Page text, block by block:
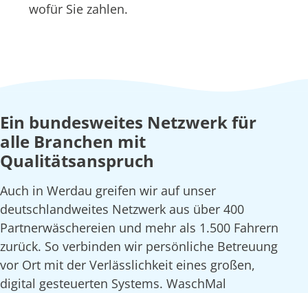
wofür Sie zahlen.
Ein bundesweites Netzwerk für
alle Branchen mit
Qualitätsanspruch
Auch in Werdau greifen wir auf unser
deutschlandweites Netzwerk aus über 400
Partnerwäschereien und mehr als 1.500 Fahrern
zurück. So verbinden wir persönliche Betreuung
vor Ort mit der Verlässlichkeit eines großen,
digital gesteuerten Systems. WaschMal